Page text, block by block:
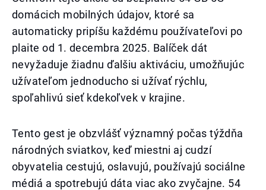
domácich mobilných údajov, ktoré sa
automaticky pripíšu každému používateľovi po
plaite od 1. decembra 2025. Balíček dát
nevyžaduje žiadnu ďalšiu aktiváciu, umožňujúc
užívateľom jednoducho si užívať rýchlu,
spoľahlivú sieť kdekoľvek v krajine.
Tento gest je obzvlášť významný počas týždňa
národných sviatkov, keď miestni aj cudzí
obyvatelia cestujú, oslavujú, používajú sociálne
médiá a spotrebujú dáta viac ako zvyčajne. 54